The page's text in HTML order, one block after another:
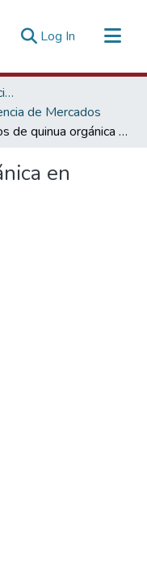
Log In (current)
Promoción de las Exportaciones
de Mercados
Fideos de quinua orgánica en Ecuador
en